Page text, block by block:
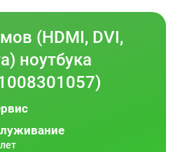
(HDMI, DVI,
ноутбука